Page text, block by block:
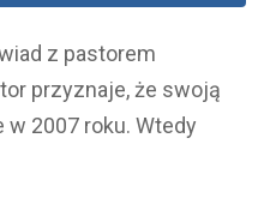
z pastorem
przyznaje, że swoją
w 2007 roku. Wtedy